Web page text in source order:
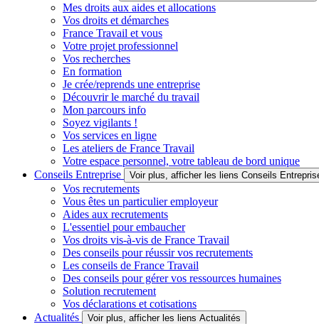
Mes droits aux aides et allocations
Vos droits et démarches
France Travail et vous
Votre projet professionnel
Vos recherches
En formation
Je crée/reprends une entreprise
Découvrir le marché du travail
Mon parcours info
Soyez vigilants !
Vos services en ligne
Les ateliers de France Travail
Votre espace personnel, votre tableau de bord unique
Conseils Entreprise
Voir plus, afficher les liens Conseils
Vos recrutements
Vous êtes un particulier employeur
Aides aux recrutements
L'essentiel pour embaucher
Vos droits vis-à-vis de France Travail
Des conseils pour réussir vos recrutements
Les conseils de France Travail
Des conseils pour gérer vos ressources humaines
Solution recrutement
Vos déclarations et cotisations
Actualités
Voir plus, afficher les liens Actualités